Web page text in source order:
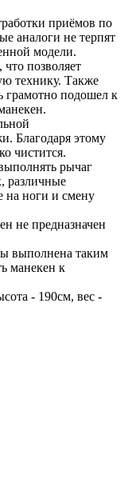
приёмов по
аналоги не терпят
модели.
позволяет
технику. Также
грамотно подошел к
Благодаря этому
чистится.
рычаг
различные
на ноги и смену
не предназначен
выполнена таким
манекен к
- 190см, вес -